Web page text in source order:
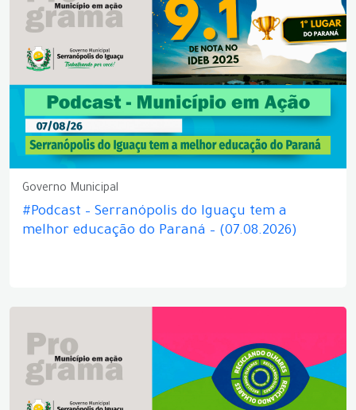
Governo Municipal
#Podcast – Serranópolis do Iguaçu tem a
melhor educação do Paraná – (07.08.2026)